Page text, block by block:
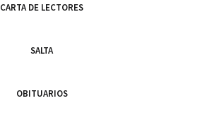
CARTA DE LECTORES
SALTA
OBITUARIOS